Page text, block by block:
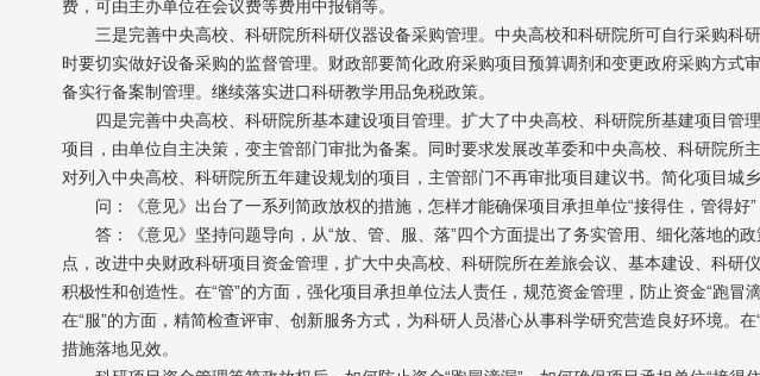
费，可由主办单位在会议费等费用中报销等。
三是完善中央高校、科研院所科研仪器设备采购管理。中央高校和科研院所可自行采购科
时要切实做好设备采购的监督管理。财政部要简化政府采购项目预算调剂和变更政府采购方式
备实行备案制管理。继续落实进口科研教学用品免税政策。
四是完善中央高校、科研院所基本建设项目管理。扩大了中央高校、科研院所基建项目管
项目，由单位自主决策，变主管部门审批为备案。同时要求发展改革委和中央高校、科研院所
对列入中央高校、科研院所五年建设规划的项目，主管部门不再审批项目建议书。简化项目城
问：《意见》出台了一系列简政放权的措施，怎样才能确保项目承担单位“接得住，管得好”
答：《意见》坚持问题导向，从“放、管、服、落”四个方面提出了务实管用、细化落地的政
点，改进中央财政科研项目资金管理，扩大中央高校、科研院所在差旅会议、基本建设、科研
积极性和创造性。在“管”的方面，强化项目承担单位法人责任，规范资金管理，防止资金“跑冒
在“服”的方面，精简检查评审、创新服务方式，为科研人员潜心从事科学研究营造良好环境。
措施落地见效。